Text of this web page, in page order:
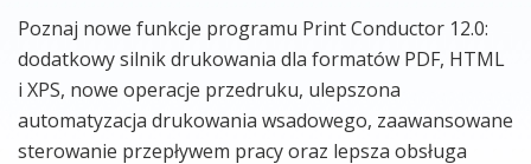
Poznaj nowe funkcje programu Print Conductor 12.0:
dodatkowy silnik drukowania dla formatów PDF, HTML
i XPS, nowe operacje przedruku, ulepszona
automatyzacja drukowania wsadowego, zaawansowane
sterowanie przepływem pracy oraz lepsza obsługa